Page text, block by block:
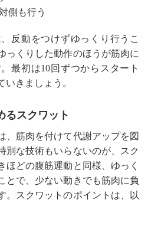
側も行う
反動をつけずゆっくり行うこ
っくりした動作のほうが筋肉に
最初は10回ずつからスタート
いきましょう。
るスクワット
、筋肉を付けて代謝アップを図
別な技術もいらないのが、スク
ほどの腹筋運動と同様、ゆっく
とで、少ない動きでも筋肉に負
。スクワットのポイントは、以